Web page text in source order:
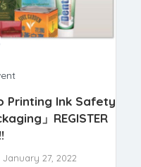
Printing Ink Safety
」REGISTER
January 27, 2022